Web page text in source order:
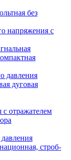
без
напряжения с
давления
дуговая
с отражателем
строб-